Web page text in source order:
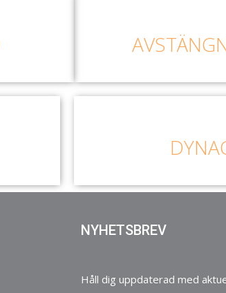
NYHETSBREV
Håll dig uppdaterad med